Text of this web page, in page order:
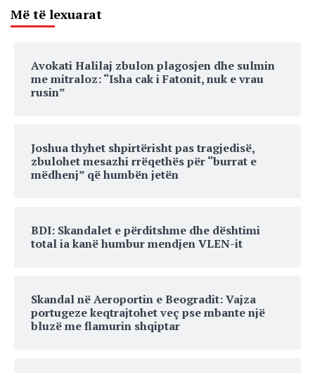
Më të lexuarat
Avokati Halilaj zbulon plagosjen dhe sulmin
me mitraloz: “Isha cak i Fatonit, nuk e vrau
rusin”
Joshua thyhet shpirtërisht pas tragjedisë,
zbulohet mesazhi rrëqethës për “burrat e
mëdhenj” që humbën jetën
BDI: Skandalet e përditshme dhe dështimi
total ia kanë humbur mendjen VLEN-it
Skandal në Aeroportin e Beogradit: Vajza
portugeze keqtrajtohet veç pse mbante një
bluzë me flamurin shqiptar